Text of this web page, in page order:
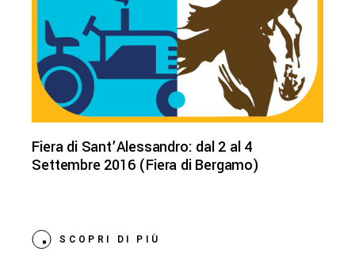
Fiera di Sant’Alessandro: dal 2 al 4
Settembre 2016 (Fiera di Bergamo)
SCOPRI DI PIÙ